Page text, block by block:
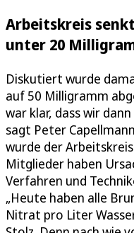
Arbeitskreis
unter 20
Diskutiert wurde
auf 50 Milligramm
war klar, dass wir
sagt Peter
wurde der
Mitglieder haben
Verfahren und
„Heute haben alle
Nitrat pro Liter